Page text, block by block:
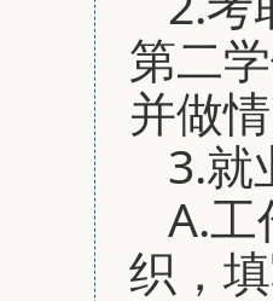
第二
并做
3.就
A.
织，